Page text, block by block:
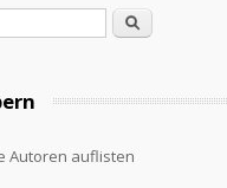
Search
Autoren auflisten